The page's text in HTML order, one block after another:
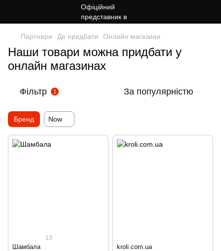
Партнери Де придбати Онлайн магазини
Наши товари можна придбати у
онлайн магазинах
Фільтр 1 За популярністю
Бренд Now
13
Шамбала kroli.com.ua